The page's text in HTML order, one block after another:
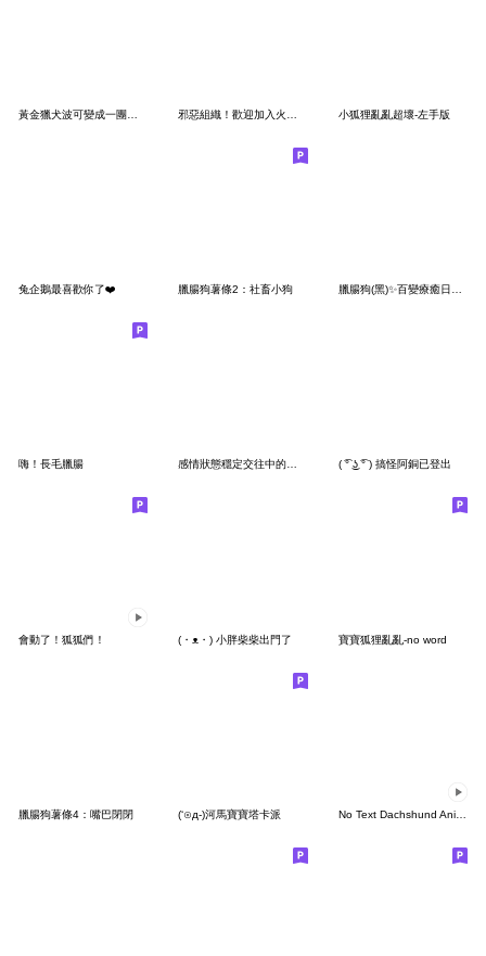
小狐狸亂亂超壞-左手版
兔企鵝最喜歡你了❤️ 臘腸狗薯條2：社畜小狗
嗨！長毛臘腸 感情狀態穩定交往中的暴龍 ( ͡° ͜ʖ ͡° ) 搞怪阿銅已登出
會動了！狐狐們！ (・ᴥ・) 小胖柴柴出門了 寶寶狐狸亂亂-no word
臘腸狗薯條4：嘴巴閉閉 (‘⊙д-)河馬寶寶塔卡派 No Text Dachshund Animated (Red)